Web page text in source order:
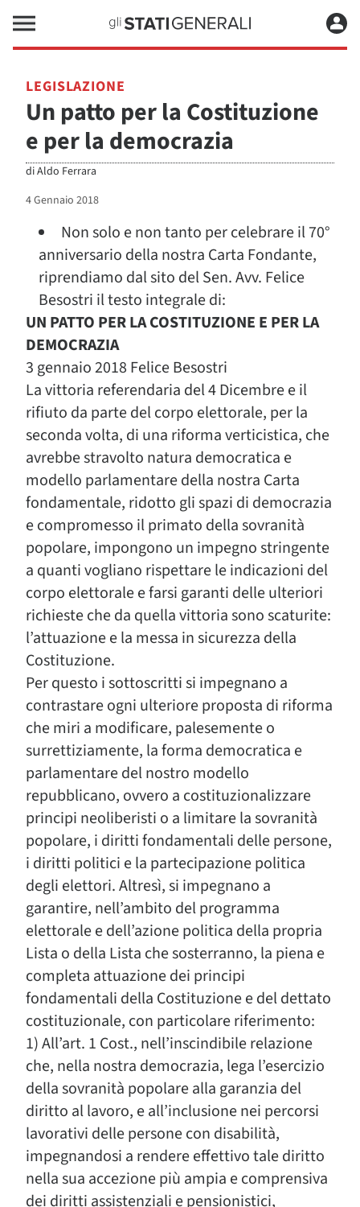
LEGISLAZIONE
Un patto per la Costituzione
e per la democrazia
diAldo Ferrara
4 Gennaio 2018
Non solo e non tanto per celebrare il 70°
anniversario della nostra Carta Fondante,
riprendiamo dal sito del Sen. Avv. Felice
Besostri il testo integrale di:
UN PATTO PER LA COSTITUZIONE E PER LA
DEMOCRAZIA
3 gennaio 2018 Felice Besostri
La vittoria referendaria del 4 Dicembre e il
rifiuto da parte del corpo elettorale, per la
seconda volta, di una riforma verticistica, che
avrebbe stravolto natura democratica e
modello parlamentare della nostra Carta
fondamentale, ridotto gli spazi di democrazia
e compromesso il primato della sovranità
popolare, impongono un impegno stringente
a quanti vogliano rispettare le indicazioni del
corpo elettorale e farsi garanti delle ulteriori
richieste che da quella vittoria sono scaturite:
l’attuazione e la messa in sicurezza della
Costituzione.
Per questo i sottoscritti si impegnano a
contrastare ogni ulteriore proposta di riforma
che miri a modificare, palesemente o
surrettiziamente, la forma democratica e
parlamentare del nostro modello
repubblicano, ovvero a costituzionalizzare
principi neoliberisti o a limitare la sovranità
popolare, i diritti fondamentali delle persone,
i diritti politici e la partecipazione politica
degli elettori. Altresì, si impegnano a
garantire, nell’ambito del programma
elettorale e dell’azione politica della propria
Lista o della Lista che sosterranno, la piena e
completa attuazione dei principi
fondamentali della Costituzione e del dettato
costituzionale, con particolare riferimento:
1) All’art. 1 Cost., nell’inscindibile relazione
che, nella nostra democrazia, lega l’esercizio
della sovranità popolare alla garanzia del
diritto al lavoro, e all’inclusione nei percorsi
lavorativi delle persone con disabilità,
impegnandosi a rendere effettivo tale diritto
nella sua accezione più ampia e comprensiva
dei diritti assistenziali e pensionistici,